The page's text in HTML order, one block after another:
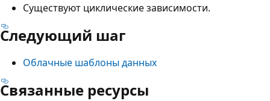
Существуют циклические зависимости.
Следующий шаг
Облачные шаблоны данных
Связанные ресурсы